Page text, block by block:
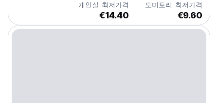
개인실 최저가격
€14.40
도미토리 최저가격
€9.60